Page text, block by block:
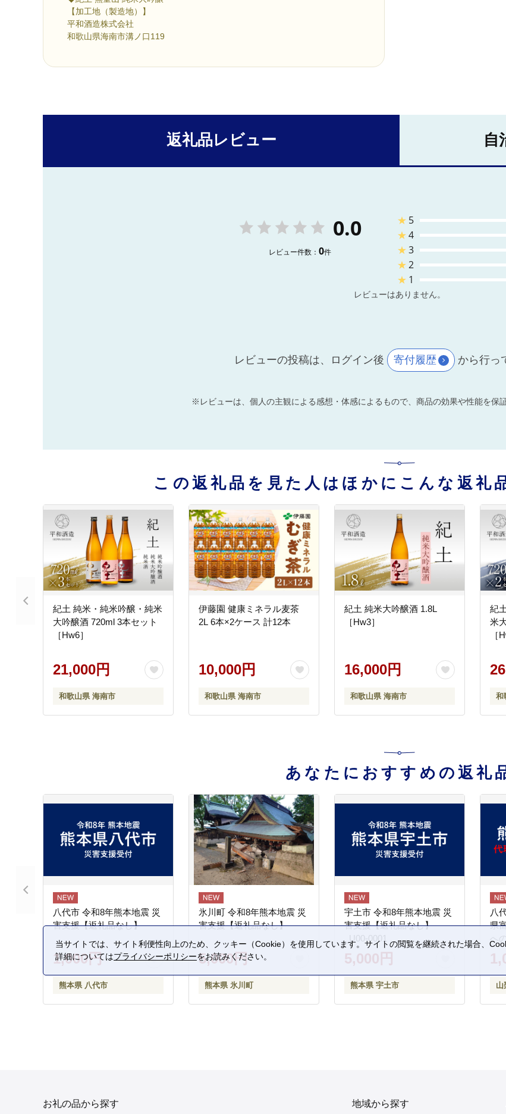
【加工地（製造地）】
平和酒造株式会社
和歌山県海南市溝ノ口119
返礼品レビュー 自
0.0
レビュー件数： 0件
★ 5
★4
★3
★2
★ 1
レビューはありません。
レビューの投稿は、ログイン後 寄付履歴 から行っ
※レビューは、個人の主観による感想・体感によるもので、商品の効果や性能を保
この返礼品を見た人はほかにこんな返礼
紀土 純米・純米吟醸・純米
大吟醸酒 720ml 3本セット
［Hw6］
21,000円
和歌山県 海南市
伊藤園 健康ミネラル麦茶
2L 6本×2ケース 計12本
10,000円
和歌山県 海南市
紀土 純米大吟醸酒 1.8L
［Hw3］
16,000円
和歌山県 海南市
紀
米
［
和
あなたにおすすめの返礼
八代市 令和8年熊本地震 災
害支援【返礼品なし】
1,000円
熊本県 八代市
氷川町 令和8年熊本地震 災
害支援【返礼品なし】
5,000円
熊本県 氷川町
宇土市 令和8年熊本地震 災
害支援【返礼品なし】
_U00-0001
5,000円
熊本県 宇土市
八
県
へ
山
お礼の品から探す 地域から探す
当サイトでは、サイト利便性向上のため、クッキー（Cookie）を使用しています。サイトの閲覧を継続された場合、
詳細についてはプライバシーポリシーをお読みください。